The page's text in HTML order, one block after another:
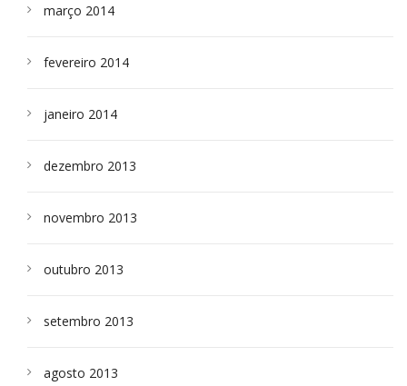
março 2014
fevereiro 2014
janeiro 2014
dezembro 2013
novembro 2013
outubro 2013
setembro 2013
agosto 2013